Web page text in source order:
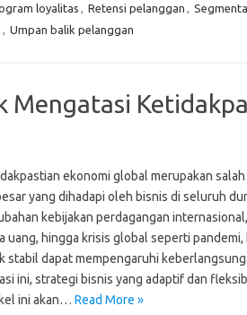
loyalitas , Retensi pelanggan ,
, Umpan balik pelanggan
Mengatasi
ekonomi global merupakan
yang dihadapi oleh bisnis di seluruh
kebijakan perdagangan
uang, hingga krisis global seperti
stabil dapat mempengaruhi
ini, strategi bisnis yang adaptif dan
ini akan… Read More »